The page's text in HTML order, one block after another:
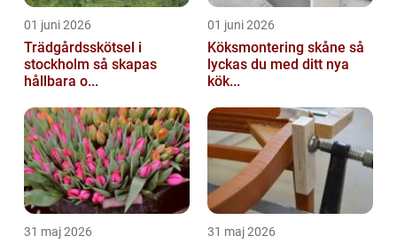
01 juni 2026
Trädgårdsskötsel i
stockholm så skapas
hållbara o...
01 juni 2026
Köksmontering skåne så
lyckas du med ditt nya
kök...
31 maj 2026 31 maj 2026